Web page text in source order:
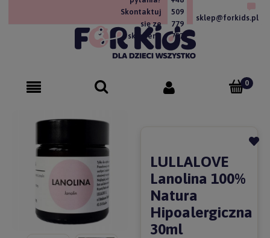
Skontaktuj
się ze
sklepem!
509
779
757
sklep@forkids.pl
LULLALOVE
Lanolina 100%
Natura
Hipoalergiczna
30ml